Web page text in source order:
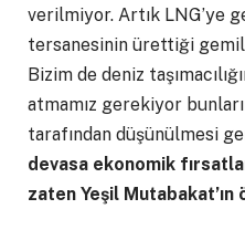
verilmiyor. Artık LNG’ye
tersanesinin ürettiği
Bizim de deniz
atmamız gerekiyor
tarafından düşünülmesi
devasa ekonomik
zaten Yeşil Mutabakat’ın